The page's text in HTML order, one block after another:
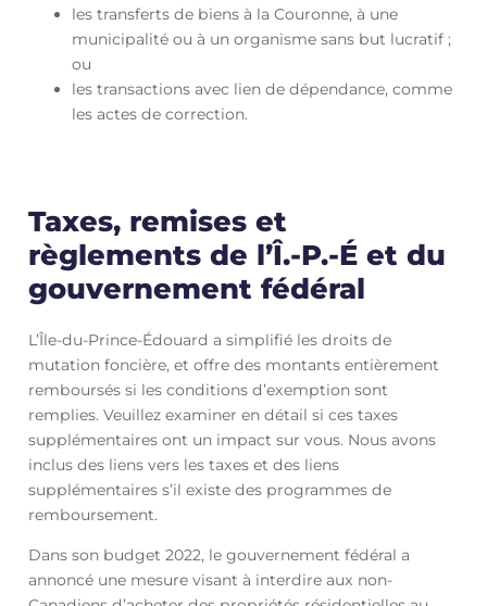
les transferts de biens à la Couronne, à une
municipalité ou à un organisme sans but lucratif ;
ou
les transactions avec lien de dépendance, comme
les actes de correction.
Taxes, remises et
règlements de l’Î.-P.-É et du
gouvernement fédéral
L’Île-du-Prince-Édouard a simplifié les droits de
mutation foncière, et offre des montants entièrement
remboursés si les conditions d’exemption sont
remplies. Veuillez examiner en détail si ces taxes
supplémentaires ont un impact sur vous. Nous avons
inclus des liens vers les taxes et des liens
supplémentaires s’il existe des programmes de
remboursement.
Dans son budget 2022, le gouvernement fédéral a
annoncé une mesure visant à interdire aux non-